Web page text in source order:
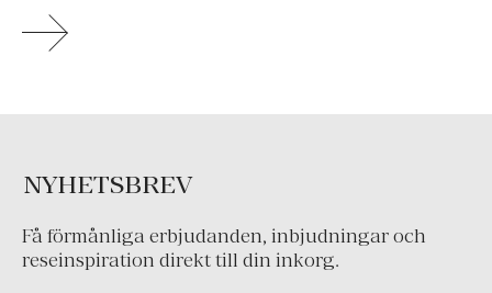
NYHETSBREV
Få förmånliga erbjudanden, inbjudningar och
reseinspiration direkt till din inkorg.